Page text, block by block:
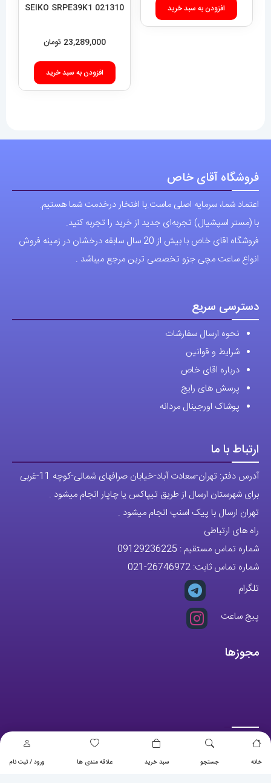
خانه جستجو سبد خرید علاقه مندی ها ورود / ثبت نام
افزودن به سبد خرید
021310 SEIKO SRPE39K1
23,289,000 تومان
افزودن به سبد خرید
فروشگاه آقای خاص
اعتماد شما، سرمایه اصلی ماست.با افتخار درخدمت شما هستیم.
با (مستر اسپشیال) تجربه‌ای جدید از خرید را تجربه کنید.
فروشگاه اقای خاص با بیش از 20 سال سابقه درخشان در زمینه فروش
انواع ساعت مچی جزو تخصصی ترین مرجع میباشد .
دسترسی سریع
نحوه ارسال سفارشات
شرایط و قوانین
درباره اقای خاص
پرسش های رایج
پوشاک اورجینال مردانه
ارتباط با ما
آدرس دفتر: تهران-سعادت آباد-خیابان صرافهای شمالی-کوچه 11-غربی
برای شهرستان ارسال از طریق تیپاکس یا چاپار انجام میشود .
تهران ارسال با پیک اسنپ انجام میشود .
راه های ارتباطی
شماره تماس مستقیم : 09129236225
شماره تماس ثابت: 26746972
-021
تلگرام
پیج ساعت
مجوزها